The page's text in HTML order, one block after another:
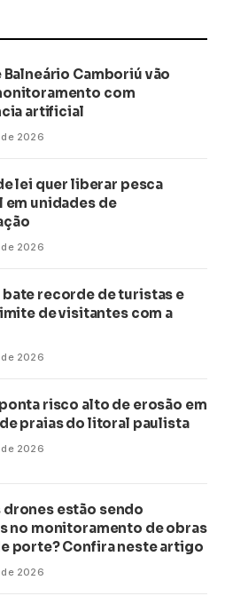
Balneário Camboriú vão
com
artificial
2026
lei quer liberar pesca
em unidades de
2026
bate recorde de turistas e
de visitantes com a
2026
risco alto de erosão em
praias do litoral paulista
2026
drones estão sendo
no monitoramento de obras
porte? Confira neste artigo
2026